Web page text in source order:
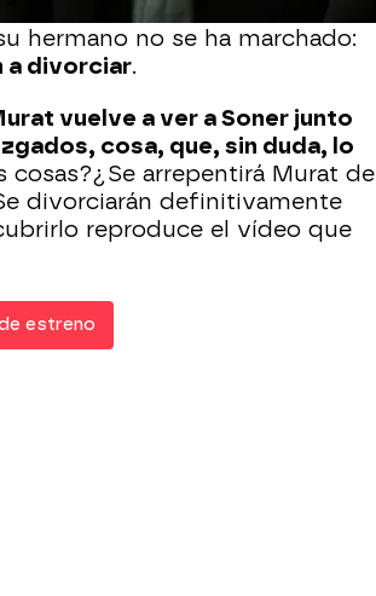
Murat se entera del
hermano no se ha marchado:
a divorciar.
vuelve a ver a Soner junto
cosa, que, sin duda, lo
cosas?¿Se arrepentirá Murat de
divorciarán definitivamente
reproduce el vídeo que
estreno